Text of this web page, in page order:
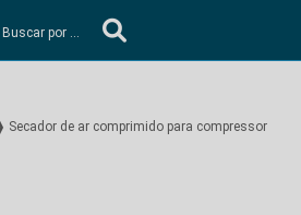
Secador de ar comprimido para compressor